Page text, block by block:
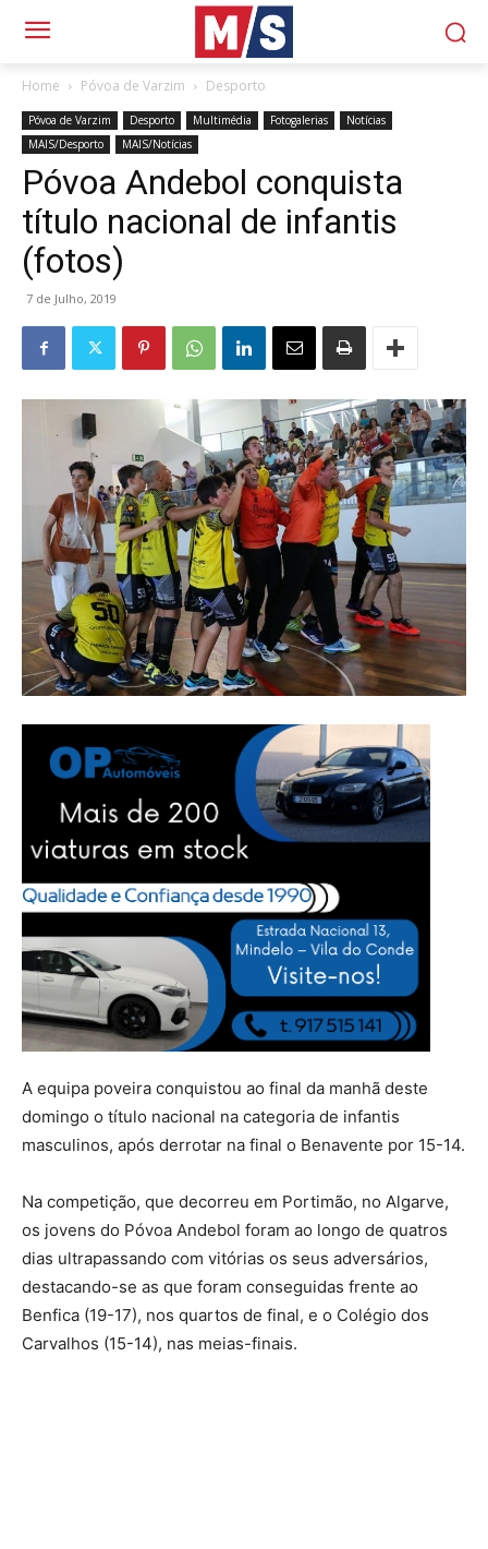
Home Póvoa de Varzim Desporto
Póvoa de Varzim Desporto Multimédia Fotogalerias
Notícias
MAIS/Desporto
MAIS/Notícias
Póvoa Andebol conquista
título nacional de infantis
(fotos)
7 de Julho, 2019
A equipa poveira conquistou ao final da manhã deste
domingo o título nacional na categoria de infantis
masculinos, após derrotar na final o Benavente por 15-14.
Na competição, que decorreu em Portimão, no Algarve,
os jovens do Póvoa Andebol foram ao longo de quatros
dias ultrapassando com vitórias os seus adversários,
destacando-se as que foram conseguidas frente ao
Benfica (19-17), nos quartos de final, e o Colégio dos
Carvalhos (15-14), nas meias-finais.